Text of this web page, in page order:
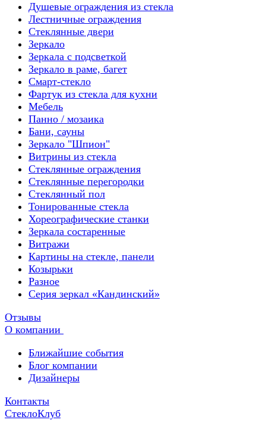
Душевые ограждения из стекла
Лестничные ограждения
Стеклянные двери
Зеркало
Зеркала с подсветкой
Зеркало в раме, багет
Смарт-стекло
Фартук из стекла для кухни
Мебель
Панно / мозаика
Бани, сауны
Зеркало "Шпион"
Витрины из стекла
Стеклянные ограждения
Стеклянные перегородки
Стеклянный пол
Тонированные стекла
Хореографические станки
Зеркала состаренные
Витражи
Картины на стекле, панели
Козырьки
Разное
Серия зеркал «Кандинский»
Отзывы
О компании
Ближайшие события
Блог компании
Дизайнеры
Контакты
СтеклоКлуб